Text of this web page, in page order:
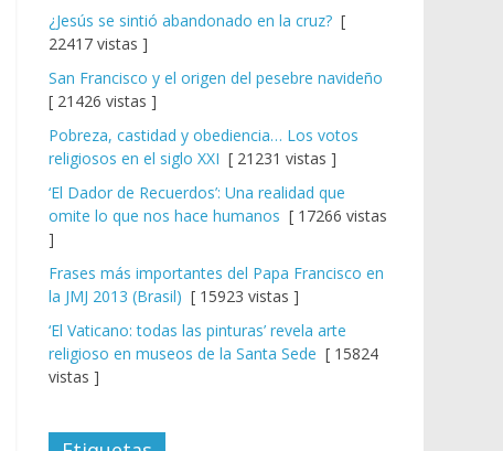
¿Jesús se sintió abandonado en la cruz? [
22417 vistas ]
San Francisco y el origen del pesebre navideño
[ 21426 vistas ]
Pobreza, castidad y obediencia… Los votos
religiosos en el siglo XXI [ 21231 vistas ]
‘El Dador de Recuerdos’: Una realidad que
omite lo que nos hace humanos [ 17266 vistas
]
Frases más importantes del Papa Francisco en
la JMJ 2013 (Brasil) [ 15923 vistas ]
‘El Vaticano: todas las pinturas’ revela arte
religioso en museos de la Santa Sede [ 15824
vistas ]